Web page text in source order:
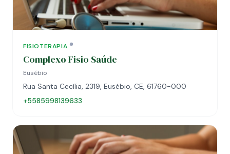
FISIOTERAPIA
Complexo Fisio Saúde
Eusébio
Rua Santa Cecília, 2319, Eusébio, CE, 61760-000
+5585998139633